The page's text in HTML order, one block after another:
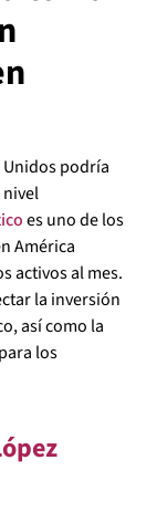
Unidos podría
nivel
es uno de los
América
activos al mes.
la inversión
así como la
los